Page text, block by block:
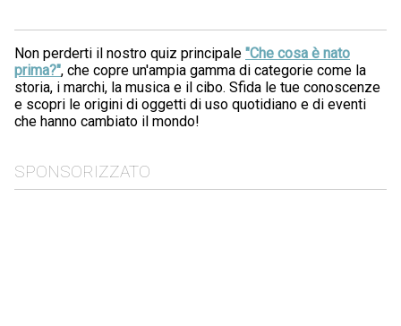
Non perderti il nostro quiz principale "Che cosa è nato
prima?", che copre un'ampia gamma di categorie come la
storia, i marchi, la musica e il cibo. Sfida le tue conoscenze
e scopri le origini di oggetti di uso quotidiano e di eventi
che hanno cambiato il mondo!
SPONSORIZZATO